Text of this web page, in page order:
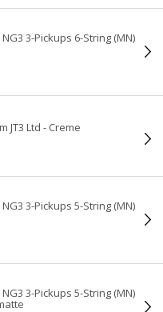
3-Pickups 6-String (MN)
JT3 Ltd - Creme
3-Pickups 5-String (MN)
3-Pickups 5-String (MN)